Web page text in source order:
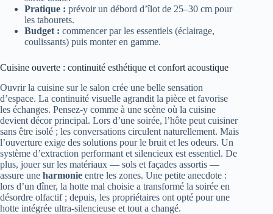
Pratique : prévoir un débord d’îlot de 25–30 cm pour
les tabourets.
Budget : commencer par les essentiels (éclairage,
coulissants) puis monter en gamme.
Cuisine ouverte : continuité esthétique et confort acoustique
Ouvrir la cuisine sur le salon crée une belle sensation
d’espace. La continuité visuelle agrandit la pièce et favorise
les échanges. Pensez-y comme à une scène où la cuisine
devient décor principal. Lors d’une soirée, l’hôte peut cuisiner
sans être isolé ; les conversations circulent naturellement. Mais
l’ouverture exige des solutions pour le bruit et les odeurs. Un
système d’extraction performant et silencieux est essentiel. De
plus, jouer sur les matériaux — sols et façades assortis —
assure une harmonie entre les zones. Une petite anecdote :
lors d’un dîner, la hotte mal choisie a transformé la soirée en
désordre olfactif ; depuis, les propriétaires ont opté pour une
hotte intégrée ultra-silencieuse et tout a changé.